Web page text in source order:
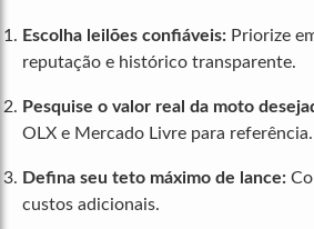
Escolha leilões confiáveis: Priorize
reputação e histórico transparente.
Pesquise o valor real da moto
OLX e Mercado Livre para referência.
Defina seu teto máximo de lance:
custos adicionais.